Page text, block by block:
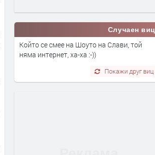
Случаен виц
Който се смее на Шоуто на Слави, той
няма интернет, ха-ха :-))
Покажи друг виц